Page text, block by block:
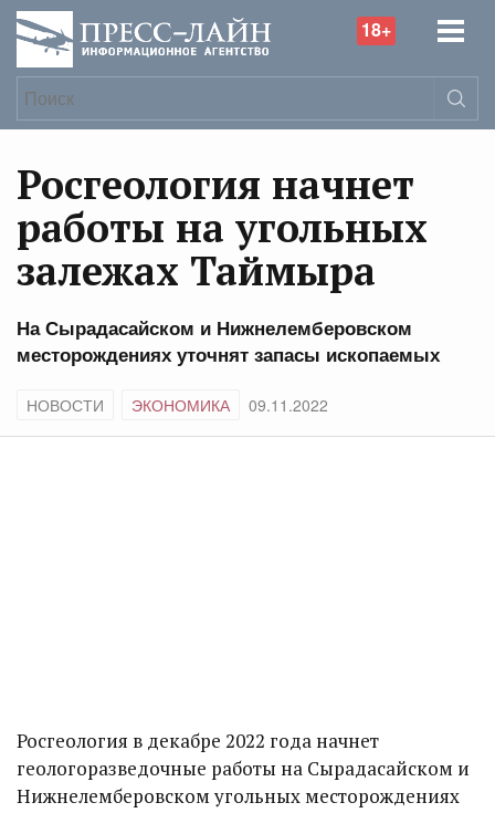
18+
Росгеология начнет
работы на угольных
залежах Таймыра
На Сырадасайском и Нижнелемберовском
месторождениях уточнят запасы ископаемых
НОВОСТИ ЭКОНОМИКА 09.11.2022
Росгеология в декабре 2022 года начнет
геологоразведочные работы на Сырадасайском и
Нижнелемберовском угольных месторождениях